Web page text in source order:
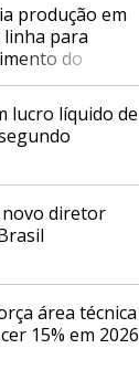
produção em
linha para
do
lucro líquido de
diretor
área técnica
15% em 2026